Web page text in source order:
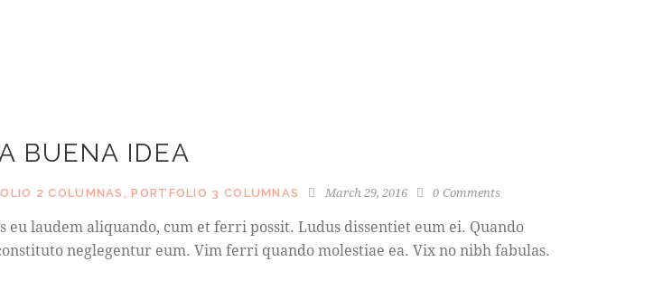
BUENA IDEA
2 COLUMNAS ,PORTFOLIO 3 COLUMNAS March 29, 2016 0 Comments
laudem aliquando, cum et ferri possit. Ludus dissentiet eum ei. Quando
neglegentur eum. Vim ferri quando molestiae ea. Vix no nibh fabulas.